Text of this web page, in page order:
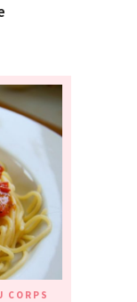
CORPS